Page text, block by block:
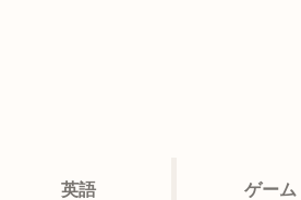
英語 ゲーム